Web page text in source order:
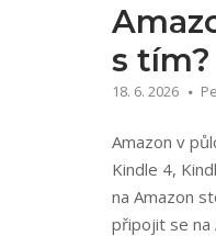
s tím?
18. 6. 2026
Amazon v
Kindle 4,
na Amazon
připojit se na